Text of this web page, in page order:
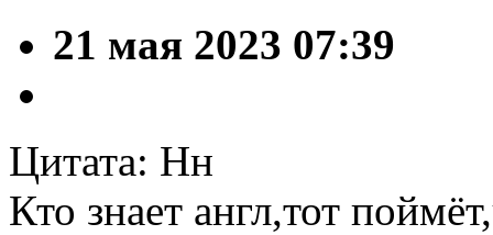
21 мая 2023 07:39
Цитата: Нн
Кто знает англ,тот